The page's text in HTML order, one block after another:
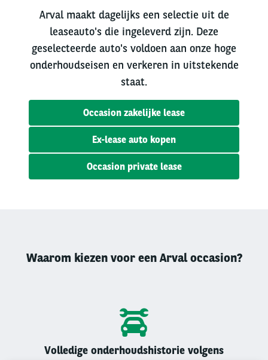
Arval maakt dagelijks een selectie uit de
leaseauto's die ingeleverd zijn. Deze
geselecteerde auto's voldoen aan onze hoge
onderhoudseisen en verkeren in uitstekende
staat.
Occasion zakelijke lease
Ex-lease auto kopen
Occasion private lease
Waarom kiezen voor een Arval occasion?
Volledige onderhoudshistorie volgens